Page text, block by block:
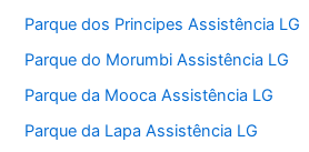
Parque dos Principes Assistência LG
Parque do Morumbi Assistência LG
Parque da Mooca Assistência LG
Parque da Lapa Assistência LG